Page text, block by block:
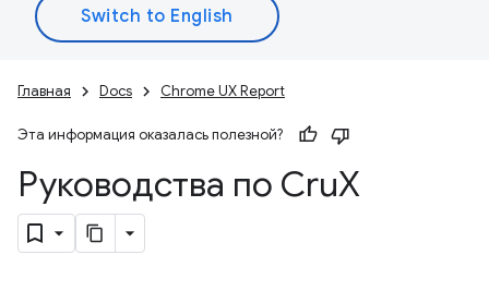
Главная Docs Chrome UX Report
Эта информация оказалась полезной?
Руководства по CruX